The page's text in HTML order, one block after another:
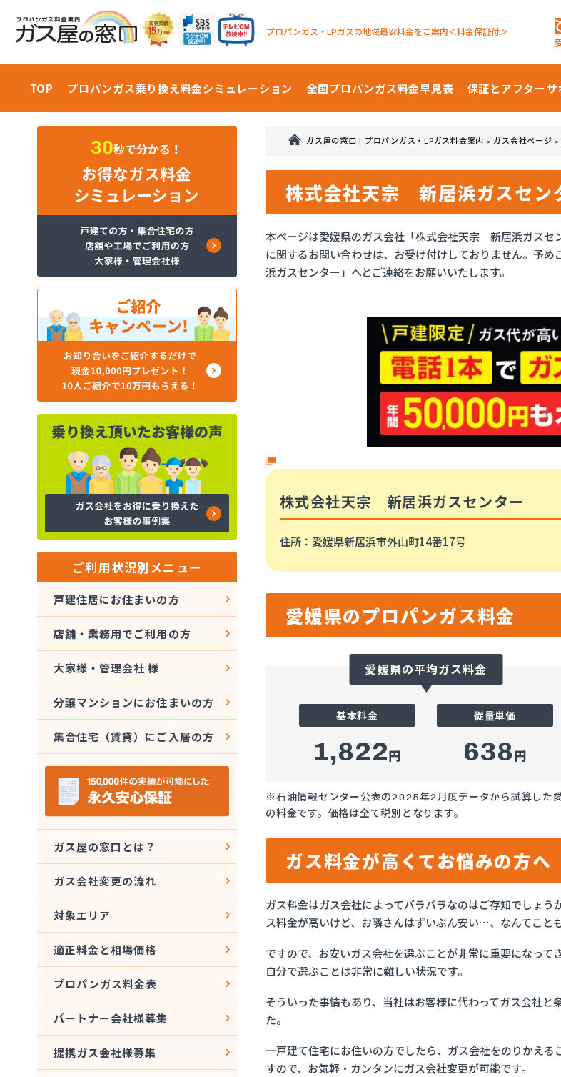
プロパンガス・LPガスの地域最安料金をご案内＜料金保証付＞
TOP プロパンガス乗り換え料金シミュレーション 全国プロパンガス料金早見表 保証とアフターサ
ガス屋の窓口 | プロパンガス・LPガス料金案内 >ガス会社ページ >
株式会社天宗 新居浜ガスセン
本ページは愛媛県のガス会社「株式会社天宗 新居浜ガスセ
に関するお問い合わせは、お受け付けしておりません。予
浜ガスセンター」へとご連絡をお願いいたします。
株式会社天宗 新居浜ガスセンター
住所 ：愛媛県新居浜市外山町14番17号
愛媛県のプロパンガス料金
愛媛県の平均ガス料金
基本料金
1,822円
従量単価
638円
※石油情報センター公表の2025年2月度データから試算した
の料金です。価格は全て税別となります。
ガス料金が高くてお悩みの方へ
ガス料金はガス会社によってバラバラなのはご存知でしょ
ス料金が高いけど、お隣さんはずいぶん安い…、なんてこと
ですので、お安いガス会社を選ぶことが非常に重要になっ
自分で選ぶことは非常に難しい状況です。
そういった事情もあり、当社はお客様に代わってガス会社
た。
一戸建て住宅にお住いの方でしたら、ガス会社をのりかえ
すので、お気軽・カンタンにガス会社変更が可能です。
ご利用状況別メニュー
戸建住居にお住まいの方
店舗・業務用でご利用の方
大家様・管理会社 様
分譲マンションにお住まいの方
集合住宅（賃貸）にご入居の方
ガス屋の窓口とは？
ガス会社変更の流れ
対象エリア
適正料金と相場価格
プロパンガス料金表
パートナー会社様募集
提携ガス会社様募集